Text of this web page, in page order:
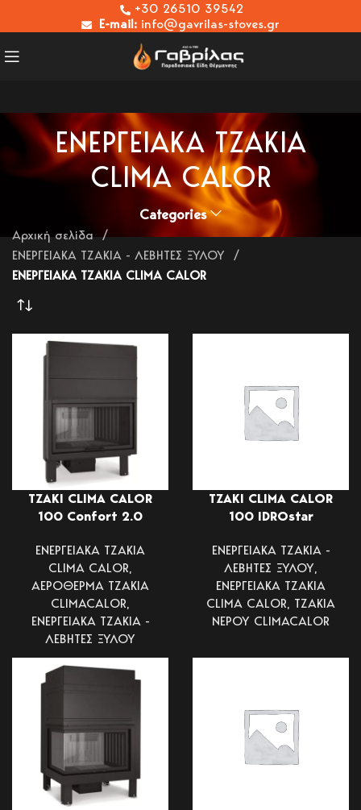
+30 26510 39542
E-mail: info@gavrilas-stoves.gr
ΕΝΕΡΓΕΙΑΚΑ ΤΖΑΚΙΑ
CLIMA CALOR
Categories
Αρχική σελίδα
ΕΝΕΡΓΕΙΑΚΑ ΤΖΑΚΙΑ - ΛΕΒΗΤΕΣ ΞΥΛΟΥ
ΕΝΕΡΓΕΙΑΚΑ ΤΖΑΚΙΑ CLIMA CALOR
ΤΖΑΚΙ CLIMA CALOR
100 Confort 2.0
ΕΝΕΡΓΕΙΑΚΑ ΤΖΑΚΙΑ
CLIMA CALOR,
ΑΕΡΟΘΕΡΜΑ ΤΖΑΚΙΑ
CLIMACALOR,
ΕΝΕΡΓΕΙΑΚΑ ΤΖΑΚΙΑ -
ΛΕΒΗΤΕΣ ΞΥΛΟΥ
ΤΖΑΚΙ CLIMA CALOR
100 IDROstar
ΕΝΕΡΓΕΙΑΚΑ ΤΖΑΚΙΑ -
ΛΕΒΗΤΕΣ ΞΥΛΟΥ,
ΕΝΕΡΓΕΙΑΚΑ ΤΖΑΚΙΑ
CLIMA CALOR, ΤΖΑΚΙΑ
ΝΕΡΟΥ CLIMACALOR